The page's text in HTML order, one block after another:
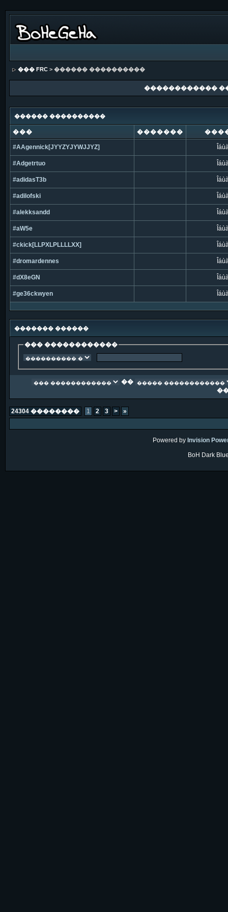
��� FRC> ������ ����������
������������
������ ����������
��� �������
#AAgennick[JYYZYJYWJJYZ]
#Adgetrtuo
#adidasT3b
#adilofski
#alekksandd
#aW5e
#ckick[LLPXLPLLLLXX]
#dromardennes
#dX8eGN
#ge36ckwyen
������� ������
��� ������������
��
24304 �������� 1 2 3 > »
Powered by Invision
BoH Dark